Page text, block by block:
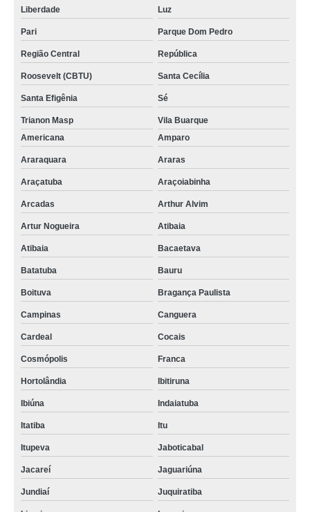
Liberdade Luz
Pari Parque Dom Pedro
Região Central República
Roosevelt (CBTU) Santa Cecília
Santa Efigênia Sé
Trianon Masp
Vila Buarque
Americana
Amparo
Araraquara Araras
Araçatuba Araçoiabinha
Arcadas Arthur Alvim
Artur Nogueira Atibaia
Atibaia Bacaetava
Batatuba Bauru
Boituva Bragança Paulista
Campinas Canguera
Cardeal Cocais
Cosmópolis Franca
Hortolândia Ibitiruna
Ibiúna Indaiatuba
Itatiba Itu
Itupeva Jaboticabal
Jacareí Jaguariúna
Jundiaí Juquiratiba